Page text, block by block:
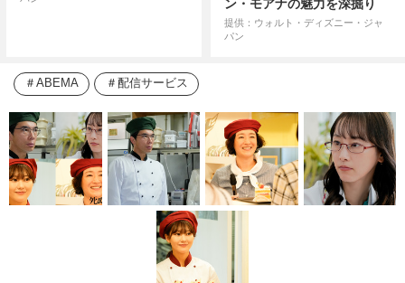
ン・モアナの魅力を深掘り
提供：ウォルト・ディズニー・ジャ
パン
ABEMA 配信サービス